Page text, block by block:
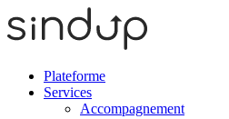
Plateforme
Services
Accompagnement